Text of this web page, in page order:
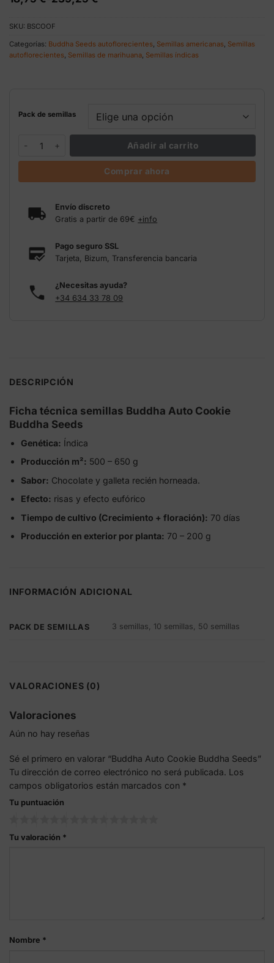
desde
18,75 €
hasta
239,25 €
SKU: BSCOOF
Categorías: Buddha Seeds autoflorecientes, Semillas americanas, Semillas
autoflorecientes, Semillas de marihuana, Semillas índicas
Pack de semillas
Añadir al carrito
Comprar ahora
Envío discreto
Gratis a partir de 69€ +info
Pago seguro SSL
Tarjeta, Bizum, Transferencia bancaria
¿Necesitas ayuda?
+34 634 33 78 09
DESCRIPCIÓN
Ficha técnica semillas Buddha Auto Cookie
Buddha Seeds
Genética: Índica
Producción m²: 500 – 650 g
Sabor: Chocolate y galleta recién horneada.
Efecto: risas y efecto eufórico
Tiempo de cultivo (Crecimiento + floración): 70 días
Producción en exterior por planta: 70 – 200 g
INFORMACIÓN ADICIONAL
PACK DE SEMILLAS 3 semillas, 10 semillas, 50 semillas
VALORACIONES (0)
Valoraciones
Aún no hay reseñas
Sé el primero en valorar “Buddha Auto Cookie Buddha Seeds”
Tu dirección de correo electrónico no será publicada. Los
campos obligatorios están marcados con *
Tu puntuación
Tu valoración *
Nombre *